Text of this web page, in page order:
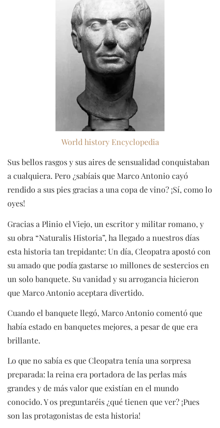
World history Encyclopedia
Sus bellos rasgos y sus aires de sensualidad conquistaban
a cualquiera. Pero ¿sabíais que Marco Antonio cayó
rendido a sus pies gracias a una copa de vino? ¡Sí, como lo
oyes!
Gracias a Plinio el Viejo, un escritor y militar romano, y
su obra “Naturalis Historia”, ha llegado a nuestros días
esta historia tan trepidante: Un día, Cleopatra apostó con
su amado que podía gastarse 10 millones de sestercios en
un solo banquete. Su vanidad y su arrogancia hicieron
que Marco Antonio aceptara divertido.
Cuando el banquete llegó, Marco Antonio comentó que
había estado en banquetes mejores, a pesar de que era
brillante.
Lo que no sabía es que Cleopatra tenía una sorpresa
preparada: la reina era portadora de las perlas más
grandes y de más valor que existían en el mundo
conocido. Y os preguntaréis ¿qué tienen que ver? ¡Pues
son las protagonistas de esta historia!